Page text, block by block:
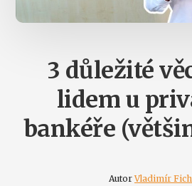
3 důležité
lidem u
bankéře
AutorVladimír